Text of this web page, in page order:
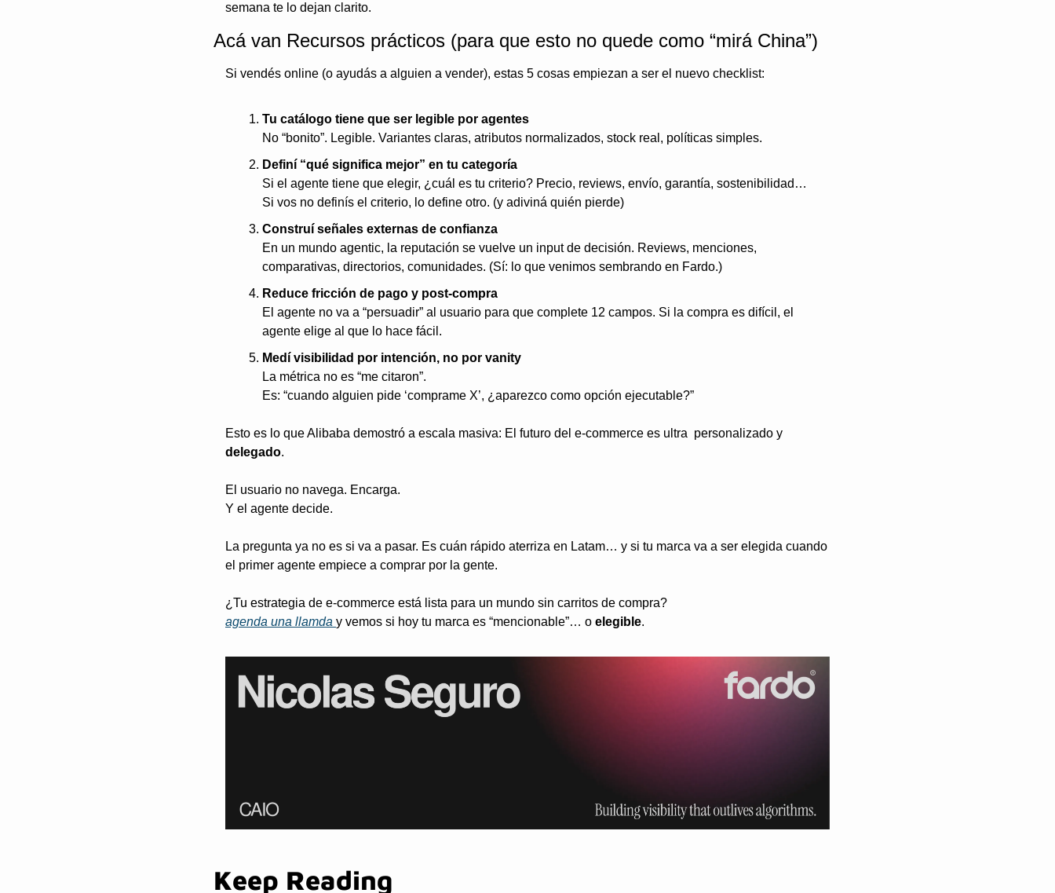
semana te lo dejan clarito.
Acá van Recursos prácticos (para que esto no quede como “mirá China”)
Si vendés online (o ayudás a alguien a vender), estas 5 cosas empiezan a ser el nuevo checklist:
Tu catálogo tiene que ser legible por agentes
No “bonito”. Legible. Variantes claras, atributos normalizados, stock real, políticas simples.
Definí “qué significa mejor” en tu categoría
Si el agente tiene que elegir, ¿cuál es tu criterio? Precio, reviews, envío, garantía, sostenibilidad…
Si vos no definís el criterio, lo define otro. (y adiviná quién pierde)
Construí señales externas de confianza
En un mundo agentic, la reputación se vuelve un input de decisión. Reviews, menciones,
comparativas, directorios, comunidades. (Sí: lo que venimos sembrando en Fardo.)
Reduce fricción de pago y post-compra
El agente no va a “persuadir” al usuario para que complete 12 campos. Si la compra es difícil, el
agente elige al que lo hace fácil.
Medí visibilidad por intención, no por vanity
La métrica no es “me citaron”.
Es: “cuando alguien pide ‘comprame X’, ¿aparezco como opción ejecutable?”
delegado.
El usuario no navega. Encarga.
Y el agente decide.
La pregunta ya no es si va a pasar. Es cuán rápido aterriza en Latam… y si tu marca va a ser elegida cuando
el primer agente empiece a comprar por la gente.
¿Tu estrategia de e-commerce está lista para un mundo sin carritos de compra?
agenda una llamda y vemos si hoy tu marca es “mencionable”… o elegible.
Keep Reading